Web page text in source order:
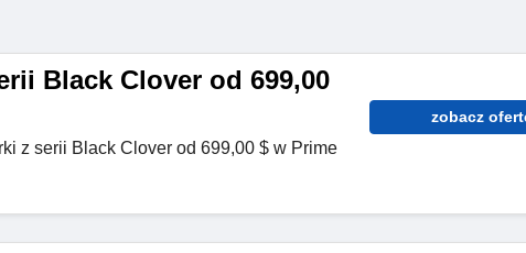
Black Clover od 699,00
z serii Black Clover od 699,00 $ w Prime
zobacz